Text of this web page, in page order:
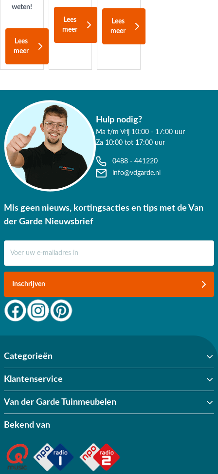
weten!
Lees
meer
Lees
meer
Lees
meer
Hulp nodig?
Ma t/m Vrij 10:00 - 17:00 uur
Za 10:00 tot 17:00 uur
0488 - 441220
info@vdgarde.nl
Mis geen nieuws, kortingsacties en tips met de Van
der Garde Nieuwsbrief
Inschrijven
Categorieën
Klantenservice
Van der Garde Tuinmeubelen
Bekend van